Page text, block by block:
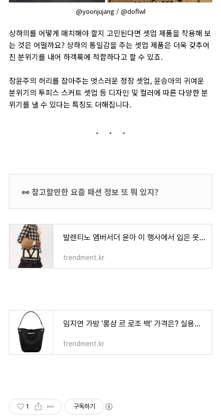
@yoonjujang / @doflwl
상하의를 어떻게 매치해야 할지 고민된다면 셋업 제품을 착용해 보
는 것은 어떨까요? 상하의 통일감을 주는 셋업 제품은 더욱 갖추어
진 분위기를 내어 하객룩에 적합하다고 할 수 있죠.
장윤주의 허리를 잡아주는 멋스러운 정장 셋업, 윤승아의 귀여운
분위기의 투피스 스커트 셋업 등 디자인 및 컬러에 따른 다양한 분
위기를 낼 수 있다는 특징도 더해집니다.
👀 참고할만한 요즘 패션 정보 또 뭐 있지?
발렌티노 엠버서더 윤아 이 행사에서 입은 옷들은 총 얼마일까?
trendment.kr
임지연 가방 '롱샴 르 로조 백' 가격은? 실용성 좋은 롱샴 가방 코디샷
trendment.kr
1 구독하기